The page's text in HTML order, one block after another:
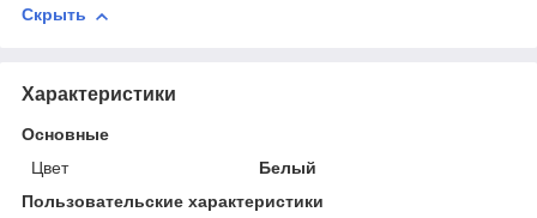
Скрыть
Характеристики
Основные
Цвет
Белый
Пользовательские характеристики